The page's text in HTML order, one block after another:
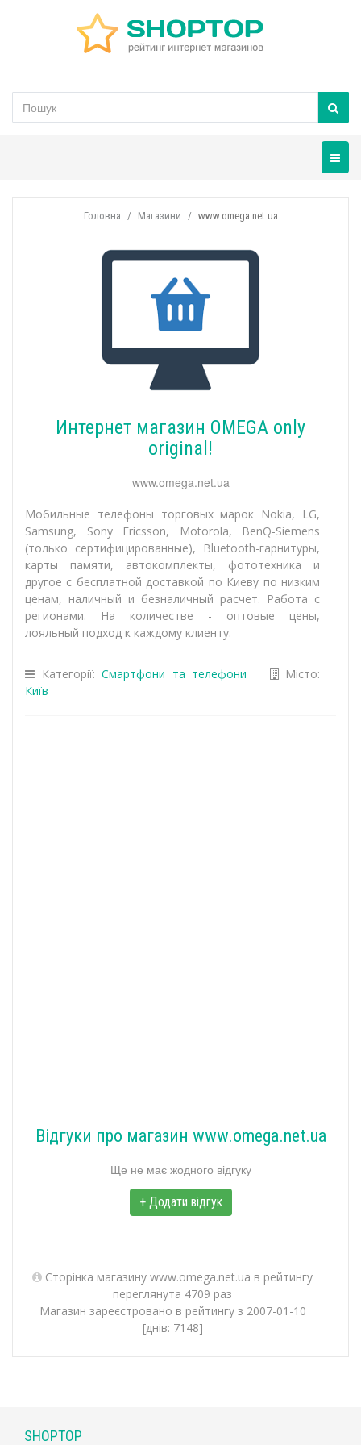
Головна Магазини www.omega.net.ua
Интернет магазин OMEGA only
original!
www.omega.net.ua
Мобильные телефоны торговых марок Nokia, LG,
Samsung, Sony Ericsson, Motorola, BenQ-Siemens
(только сертифицированные), Bluetooth-гарнитуры,
карты памяти, автокомплекты, фототехника и
другое с бесплатной доставкой по Киеву по низким
ценам, наличный и безналичный расчет. Работа с
регионами. На количестве - оптовые цены,
лояльный подход к каждому клиенту.
Категорії: Смартфони та телефони
Місто:
Київ
Відгуки про магазин www.omega.net.ua
Ще не має жодного відгуку
+ Додати відгук
Сторінка магазину www.omega.net.ua в рейтингу
переглянута 4709 раз
Магазин зареєстровано в рейтингу з 2007-01-10
[днів: 7148]
SHOPTOP